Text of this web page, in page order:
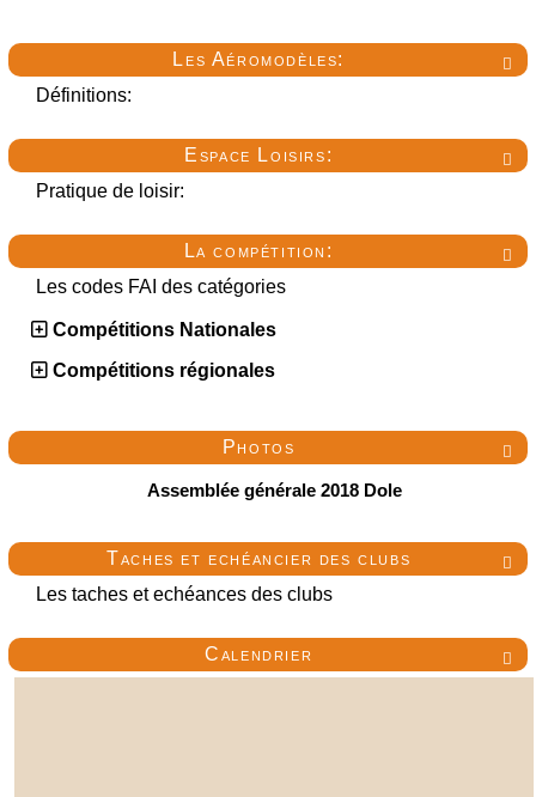

Les Aéromodèles:
Définitions:

Espace Loisirs:
Pratique de loisir:

La compétition:
Les codes FAI des catégories
Compétitions Nationales
Compétitions régionales

Photos
Assemblée générale 2018 Dole

Taches et echéancier des clubs
Les taches et echéances des clubs

Calendrier